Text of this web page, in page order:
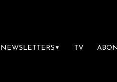
NEWSLETTERS ▼ TV